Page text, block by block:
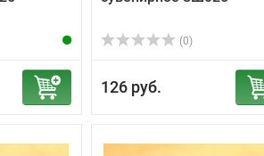
(0)
126 руб.